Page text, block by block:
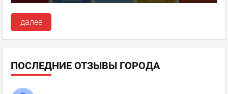
далее
ПОСЛЕДНИЕ ОТЗЫВЫ ГОРОДА